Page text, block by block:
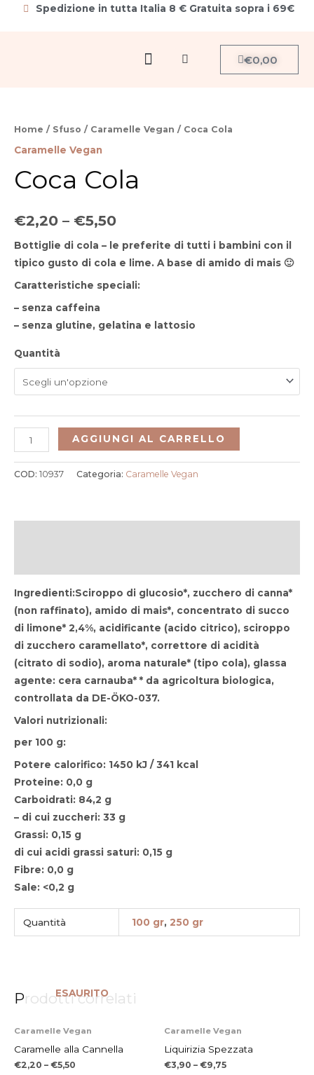
Spedizione in tutta Italia 8 € Gratuita sopra i 69€
MenuCerca
€0,00
Carrello
Home / Sfuso / Caramelle Vegan / Coca Cola
Caramelle Vegan
Coca Cola
€2,20 – €5,50
Bottiglie di cola – le preferite di tutti i bambini con il
tipico gusto di cola e lime. A base di amido di mais 🙂
Caratteristiche speciali:
– senza caffeina
– senza glutine, gelatina e lattosio
Quantità
Cola
quantità
AGGIUNGI AL CARRELLO
COD: 10937 Categoria: Caramelle Vegan
Ingredienti:Sciroppo di glucosio*, zucchero di canna*
(non raffinato), amido di mais*, concentrato di succo
di limone* 2,4%, acidificante (acido citrico), sciroppo
di zucchero caramellato*, correttore di acidità
(citrato di sodio), aroma naturale* (tipo cola), glassa
agente: cera carnauba* * da agricoltura biologica,
controllata da DE-ÖKO-037.
Valori nutrizionali:
per 100 g:
Potere calorifico: 1450 kJ / 341 kcal
Proteine: 0,0 g
Carboidrati: 84,2 g
– di cui zuccheri: 33 g
Grassi: 0,15 g
di cui acidi grassi saturi: 0,15 g
Fibre: 0,0 g
Sale: <0,2 g
Quantità 100 gr,250 gr
Prodotti correlati
ESAURITO
Caramelle Vegan
Caramelle alla Cannella
€2,20 – €5,50
prodotto
ha
Caramelle Vegan
Liquirizia Spezzata
€3,90 – €9,75ha